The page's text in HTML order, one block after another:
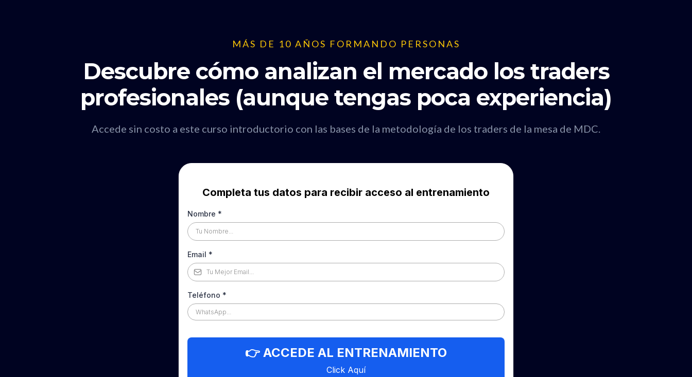
MÁS DE 10 AÑOS FORMANDO PERSONAS
Descubre cómo analizan el mercado los traders
profesionales (aunque tengas poca experiencia)
Accede sin costo a este curso introductorio con las bases de la metodología de los traders de la mesa de MDC.
Completa tus datos para recibir acceso al entrenamiento
Nombre *
Email *
Teléfono *
👉 ACCEDE AL ENTRENAMIENTO
Click Aquí